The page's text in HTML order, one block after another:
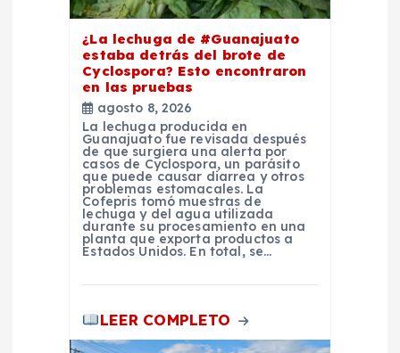
¿La lechuga de #Guanajuato
estaba detrás del brote de
Cyclospora? Esto encontraron
en las pruebas
agosto 8, 2026
La lechuga producida en
Guanajuato fue revisada después
de que surgiera una alerta por
casos de Cyclospora, un parásito
que puede causar diarrea y otros
problemas estomacales. La
Cofepris tomó muestras de
lechuga y del agua utilizada
durante su procesamiento en una
planta que exporta productos a
Estados Unidos. En total, se…
LEER COMPLETO